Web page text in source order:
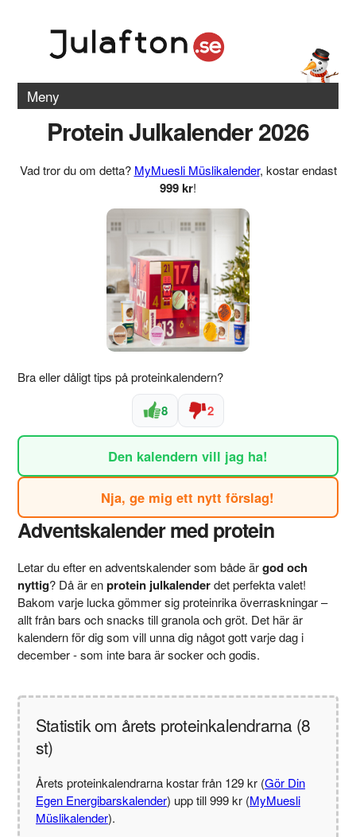
Meny
Protein Julkalender 2026
Vad tror du om detta? MyMuesli Müslikalender, kostar endast
999 kr!
Bra eller dåligt tips på proteinkalendern?
8 2
Den kalendern vill jag ha!
Nja, ge mig ett nytt förslag!
Adventskalender med protein
Letar du efter en adventskalender som både ärgod och
nyttig? Då är enprotein julkalenderdet perfekta valet!
Bakom varje lucka gömmer sig proteinrika överraskningar –
allt från bars och snacks till granola och gröt. Det här är
kalendern för dig som vill unna dig något gott varje dag i
december - som inte bara är socker och godis.
Statistik om årets proteinkalendrarna (8
st)
Årets proteinkalendrarna kostar från 129 kr (Gör Din
Egen Energibarskalender) upp till 999 kr (MyMuesli
Müslikalender).